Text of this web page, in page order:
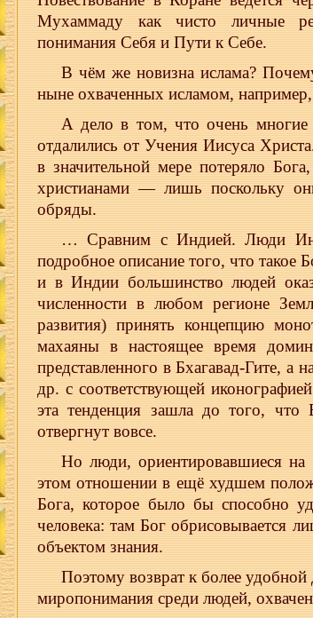
Мухаммаду как чисто личные
понимания Себя и Пути к Себе.
В чём же новизна ислама?
ныне охваченных исламом, например,
А дело в том, что очень многие
отдалились от Учения Иисуса
в значительной мере потеряло
христианами — лишь поскольку
обряды.
… Сравним с Индией. Люди
подробное описание того, что такое
и в Индии большинство людей
численности в любом регионе
развития) принять концепцию
махаяны в настоящее время
представленного в Бхагавад-Гите,
др. с соответствующей
эта тенденция зашла до того,
отвергнут вовсе.
Но люди, ориентировавшиеся на
этом отношении в ещё худшем
Бога, которое было бы способно
человека: там Бог обрисовывается
объектом знания.
Поэтому возврат к более
миропонимания среди людей,